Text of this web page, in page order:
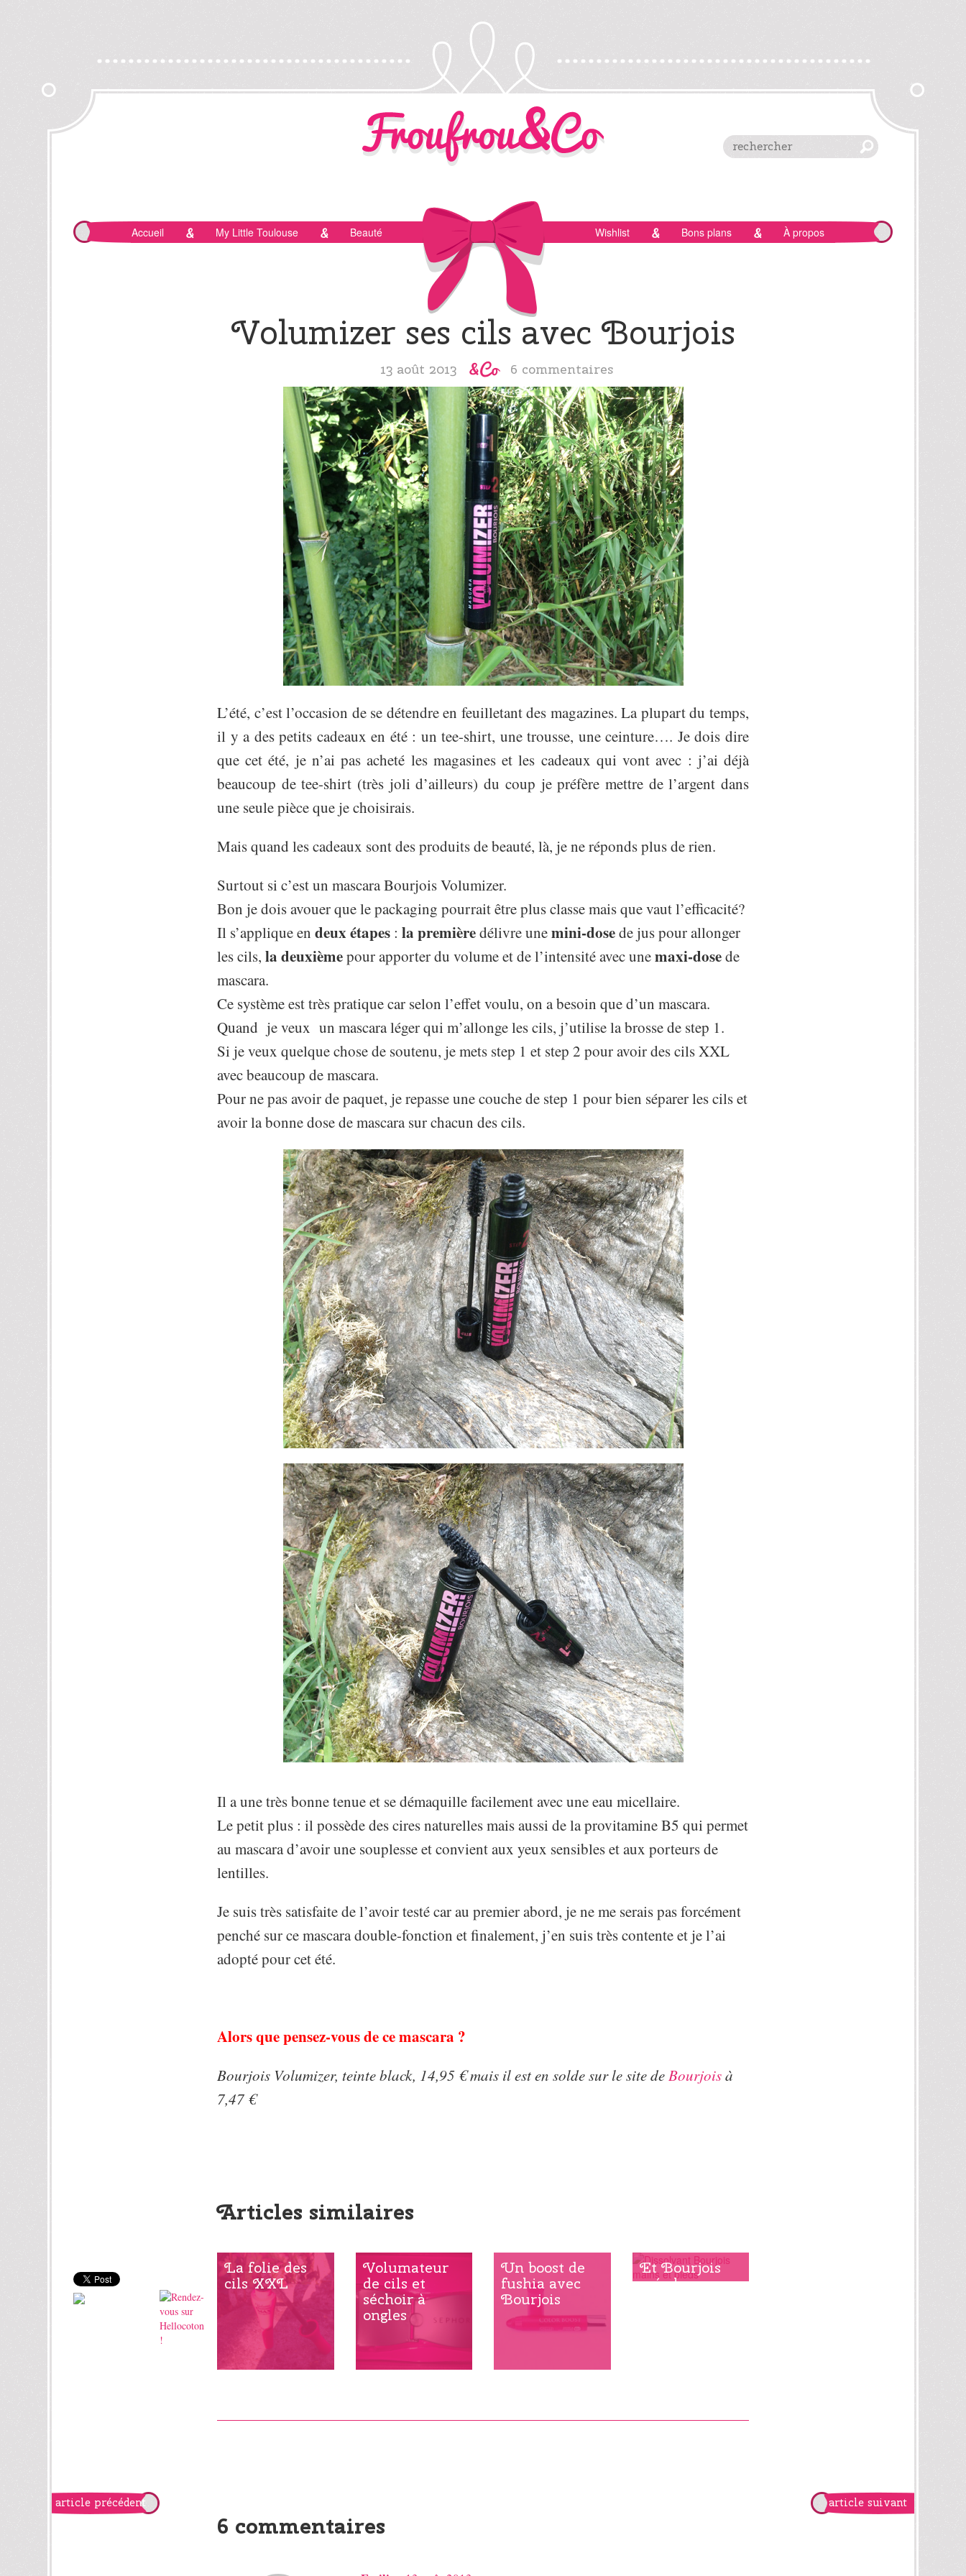
Accueil My Little Toulouse Beauté Wishlist Bons plans À propos
Volumizer ses cils avec Bourjois
13 août 2013 6 commentaires
L’été, c’est l’occasion de se détendre en feuilletant des magazines. La plupart du temps,
il y a des petits cadeaux en été : un tee-shirt, une trousse, une ceinture…. Je dois dire
que cet été, je n’ai pas acheté les magasines et les cadeaux qui vont avec : j’ai déjà
beaucoup de tee-shirt (très joli d’ailleurs) du coup je préfère mettre de l’argent dans
une seule pièce que je choisirais.
Mais quand les cadeaux sont des produits de beauté, là, je ne réponds plus de rien.
Surtout si c’est un mascara Bourjois Volumizer.
Bon je dois avouer que le packaging pourrait être plus classe mais que vaut l’efficacité?
Il s’applique en deux étapes : la premièredélivre unemini-dosede jus pour allonger
les cils, la deuxièmepour apporter du volume et de l’intensité avec unemaxi-dosede
mascara.
Ce système est très pratique car selon l’effet voulu, on a besoin que d’un mascara.
Quand je veux un mascara léger qui m’allonge les cils, j’utilise la brosse de step 1.
Si je veux quelque chose de soutenu, je mets step 1 et step 2 pour avoir des cils XXL
avec beaucoup de mascara.
Pour ne pas avoir de paquet, je repasse une couche de step 1 pour bien séparer les cils et
avoir la bonne dose de mascara sur chacun des cils.
Il a une très bonne tenue et se démaquille facilement avec une eau micellaire.
Le petit plus : il possède des cires naturelles mais aussi de la provitamine B5 qui permet
au mascara d’avoir une souplesse et convient aux yeux sensibles et aux porteurs de
lentilles.
Je suis très satisfaite de l’avoir testé car au premier abord, je ne me serais pas forcément
penché sur ce mascara double-fonction et finalement, j’en suis très contente et je l’ai
adopté pour cet été.
Alors que pensez-vous de ce mascara ?
Bourjois Volumizer, teinte black, 14,95 € mais il est en solde sur le site deBourjoisà
7,47 €
Articles similaires
La folie des
cils XXL
Volumateur
de cils et
séchoir à
ongles
Un boost de
fushia avec
Bourjois
Et Bourjois
créa le
article précédent article suivant
6 commentaires